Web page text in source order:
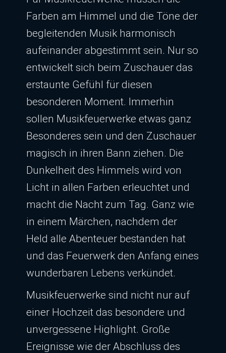
Farben am Himmel und die Töne der
begleitenden Musik harmonisch
aufeinander abgestimmt sein. Nur so
entwickelt sich beim Zuschauer das
erstaunte Gefühl für diesen
besonderen Moment. Immerhin
sollen Musikfeuerwerke etwas ganz
Besonderes sein und den Zuschauer
magisch in ihren Bann ziehen. Die
Dunkelheit des Himmels wird von
Licht in allen Farben erleuchtet und
macht die Nacht zum Tag. Ganz wie
in einem Märchen, nachdem der
Held alle Abenteuer bestanden hat
und das Feuerwerk den Anfang eines
wunderbaren Lebens verkündet.
Musikfeuerwerke sind nicht nur auf
einer Hochzeit das besondere und
unvergessene Highlight. Große
Ereignisse wie der Abschluss des